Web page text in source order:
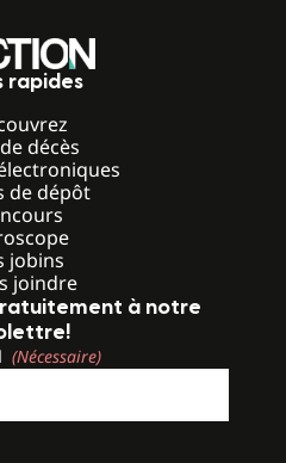
rapides
décès
de dépôt
jobins
joindre
à notre
(Nécessaire)